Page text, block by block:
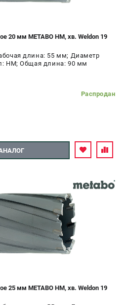
20 мм METABO HM, хв. Weldon 19
длина: 55 мм; Диаметр
HM; Общая длина: 90 мм
Распродан
25 мм METABO HM, хв. Weldon 19